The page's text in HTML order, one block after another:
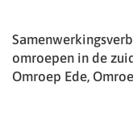
omroepen in de
Omroep Ede,